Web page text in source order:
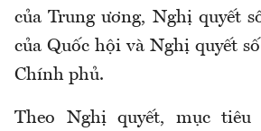
của Trung ương, Nghị quyết
của Quốc hội và Nghị quyết
Chính phủ.
Theo Nghị quyết, mục tiêu